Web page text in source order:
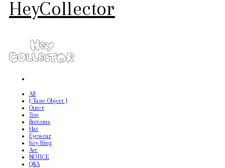
HeyCollector
All
[ Tape Object ]
Outer
Top
Bottoms
Hat
Eyewear
Key Ring
Acc
NOTICE
Q&A